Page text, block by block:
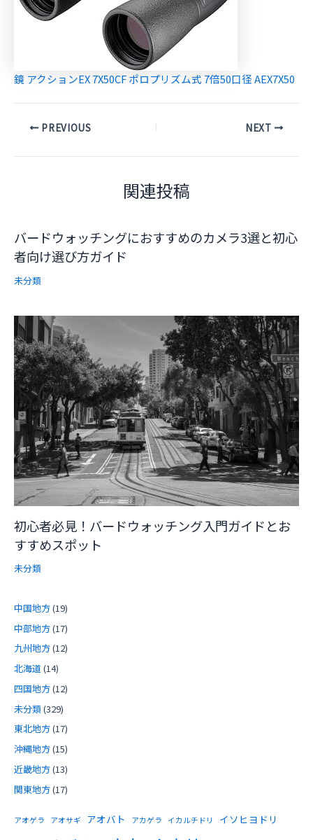
鏡 アクションEX 7X50CF ポロプリズム式 7倍50口径 AEX7X50
PostPREVIOUS NEXT
関連投稿
バードウォッチングにおすすめのカメラ3選と初心
者向け選び方ガイド
未分類
初心者必見！バードウォッチング入門ガイドとお
すすめスポット
未分類
中国地方(19)
中部地方(17)
九州地方(12)
北海道 (14)
四国地方(12)
未分類(329)
東北地方(17)
沖縄地方(15)
近畿地方(13)
関東地方(17)
アオゲラ アオサギ アオバト アカゲラ イカルチドリ イソヒヨドリ